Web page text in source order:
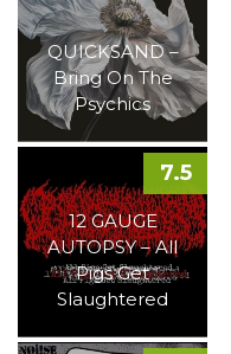
QUICKSAND –
Bring On The
Psychics
12 GAUGE
AUTOPSY – All
Pigs Get
Slaughtered
7.5